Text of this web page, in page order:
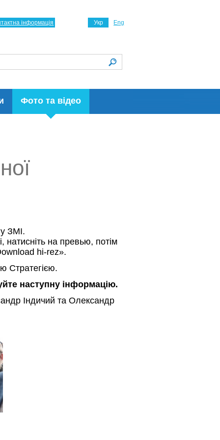
Фото та відео
Укр Eng
інформація
ЗМІ.
натисніть на превью, потім
hi-rez».
Стратегією.
наступну інформацію.
Індичий та Олександр